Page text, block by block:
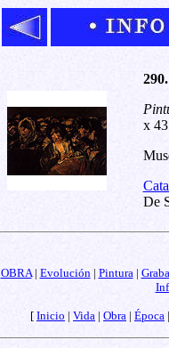
x
De
OBRA| Evolución| Pintura|
[ Inicio | Vida | Obra | Época